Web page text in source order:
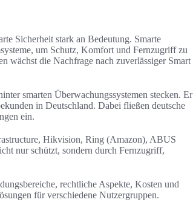
Sicherheit stark an Bedeutung. Smarte
um Schutz, Komfort und Fernzugriff zu
wächst die Nachfrage nach zuverlässiger Smart
smarten Überwachungssystemen stecken. Er
in Deutschland. Dabei fließen deutsche
ein.
Hikvision, Ring (Amazon), ABUS
nur schützt, sondern durch Fernzugriff,
rechtliche Aspekte, Kosten und
für verschiedene Nutzergruppen.